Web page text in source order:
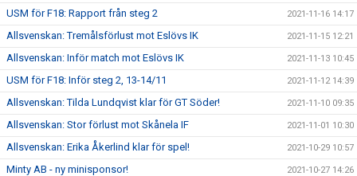
USM för F18: Rapport från steg 2 2021-11-16 14:17
Allsvenskan: Tremålsförlust mot Eslövs IK 2021-11-15 12:21
Allsvenskan: Inför match mot Eslövs IK 2021-11-13 10:45
USM för F18: Inför steg 2, 13-14/11 2021-11-12 14:39
Allsvenskan: Tilda Lundqvist klar för GT Söder! 2021-11-10 09:35
Allsvenskan: Stor förlust mot Skånela IF 2021-11-01 10:30
Allsvenskan: Erika Åkerlind klar för spel! 2021-10-29 10:57
Minty AB - ny minisponsor! 2021-10-27 14:26